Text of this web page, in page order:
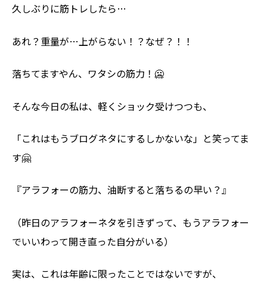
久しぶりに筋トレしたら…
あれ？重量が…上がらない！？なぜ？！！
落ちてますやん、ワタシの筋力！🥶
そんな今日の私は、軽くショック受けつつも、
「これはもうブログネタにするしかないな」と笑ってま
す🤗
『アラフォーの筋力、油断すると落ちるの早い？』
（昨日のアラフォーネタを引きずって、もうアラフォー
でいいわって開き直った自分がいる）
実は、これは年齢に限ったことではないですが、